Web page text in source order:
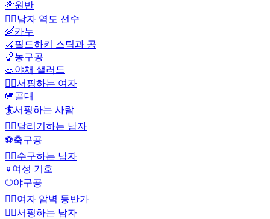
🥏원반
🏋️‍♂️남자 역도 선수
🛶카누
🏑필드하키 스틱과 공
🏀농구공
🥗야채 샐러드
🏄‍♀️서핑하는 여자
🥅골대
🏄서핑하는 사람
🏃‍♂️달리기하는 남자
⚽축구공
🤽‍♂️수구하는 남자
♀️ 여성 기호
⚾야구공
🧗‍♀️여자 암벽 등반가
🏄‍♂️서핑하는 남자